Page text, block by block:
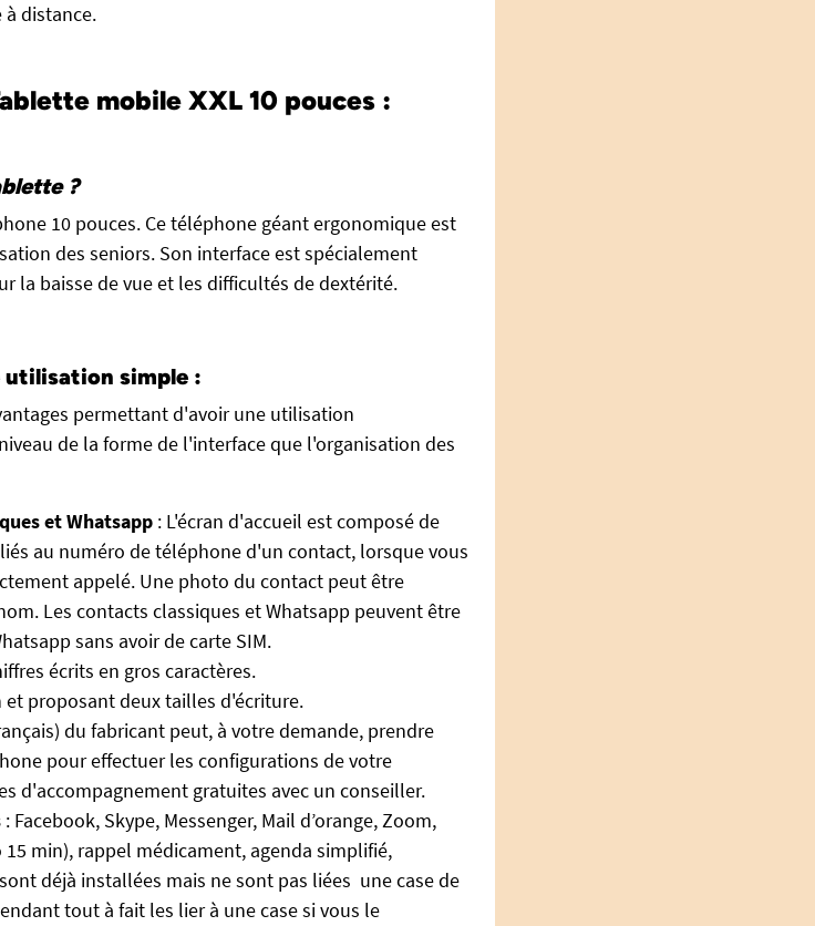
distance.
mobile XXL 10 pouces :
?
10 pouces. Ce téléphone géant ergonomique est
des seniors. Son interface est spécialement
la baisse de vue et les difficultés de dextérité.
utilisation simple :
permettant d'avoir une utilisation
de la forme de l'interface que l'organisation des
et Whatsapp : L'écran d'accueil est composé de
au numéro de téléphone d'un contact, lorsque vous
appelé. Une photo du contact peut être
Les contacts classiques et Whatsapp peuvent être
sans avoir de carte SIM.
écrits en gros caractères.
et proposant deux tailles d'écriture.
du fabricant peut, à votre demande, prendre
pour effectuer les configurations de votre
d'accompagnement gratuites avec un conseiller.
: Facebook, Skype, Messenger, Mail d’orange, Zoom,
min), rappel médicament, agenda simplifié,
déjà installées mais ne sont pas liées une case de
tout à fait les lier à une case si vous le